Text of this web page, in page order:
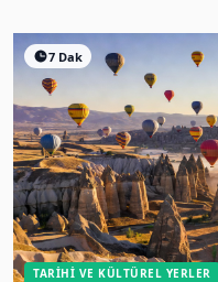
7 Dak
TARIHI VE KÜLTÜREL YERLER